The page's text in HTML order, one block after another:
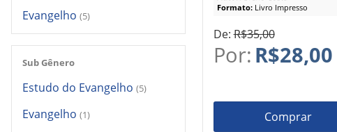
Evangelho (5)
Sub Gênero
Estudo do Evangelho (5)
Evangelho (1)
Formato: Livro Impresso
De: R$35,00
Por: R$28,00
Comprar